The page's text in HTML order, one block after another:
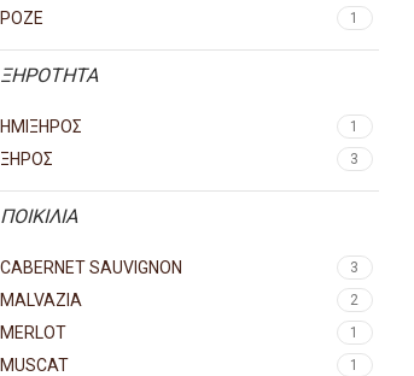
ΡΟΖΕ 1
ΞΗΡΟΤΗΤΑ
ΗΜΙΞΗΡΟΣ 1
ΞΗΡΟΣ 3
ΠΟΙΚΙΛΙΑ
CABERNET SAUVIGNON 3
MALVAZIA 2
MERLOT 1
MUSCAT 1